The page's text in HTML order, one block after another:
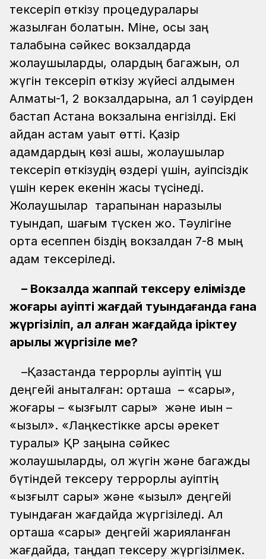
тексеріп өткізу процедуралары
жазылған болатын. Міне, осы заң
талабына сәйкес вокзалдарда
жолаушыларды, олардың багажын, қол
жүгін тексеріп өткізу жүйесі алдымен
Алматы-1, 2 вокзалдарына, ал 1 сәуірден
бастап Астана вокзалына енгізілді. Екі
айдан астам уақыт өтті. Қазір
адамдардың көзі ашық, жолаушылар
тексеріп өткізудің өздері үшін, қауіпсіздік
үшін керек екенін жақсы түсінеді.
Жолаушылар тарапынан наразылық
туындап, шағым түскен жоқ. Тәулігіне
орта есеппен біздің вокзалдан 7-8 мың
адам тексеріледі.
– Вокзалда жаппай тексеру елімізде
жоғары қауіпті жағдай туындағанда ғана
жүргізіліп, ал қалған жағдайда іріктеу
арқылы жүргізіле ме?
–Қазақстанда террорлық қауіптің үш
деңгейі анықталған: орташа – «сары»,
жоғары – «қызғылт сары» және қиын –
«қызыл». «Лаңкестікке қарсы әрекет
туралы» ҚР заңына сәйкес
жолаушыларды, қол жүгін және багажды
бүтіндей тексеру террорлық қауіптің
«қызғылт сары» және «қызыл» деңгейі
туындаған жағдайда жүргізіледі. Ал
орташа «сары» деңгейі жарияланған
жағдайда, таңдап тексеру жүргізілмек.